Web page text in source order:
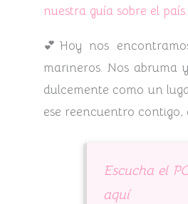
nuestra guía sobre el país.
💕Hoy nos
marineros.Nos abruma
dulcemente como un
ese reencuentro contigo,
Escucha el
aquí